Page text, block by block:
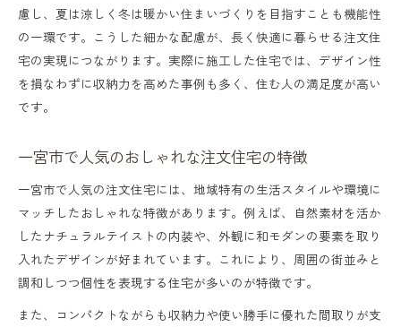
慮し、夏は涼しく冬は暖かい住まいづくりを目指すことも機能性
の一環です。こうした細かな配慮が、長く快適に暮らせる注文住
宅の実現につながります。実際に施工した住宅では、デザイン性
を損なわずに収納力を高めた事例も多く、住む人の満足度が高い
です。
一宮市で人気のおしゃれな注文住宅の特徴
一宮市で人気の注文住宅には、地域特有の生活スタイルや環境に
マッチしたおしゃれな特徴があります。例えば、自然素材を活か
したナチュラルテイストの内装や、外観に和モダンの要素を取り
入れたデザインが好まれています。これにより、周囲の街並みと
調和しつつ個性を表現する住宅が多いのが特徴です。
また、コンパクトながらも収納力や使い勝手に優れた間取りが支